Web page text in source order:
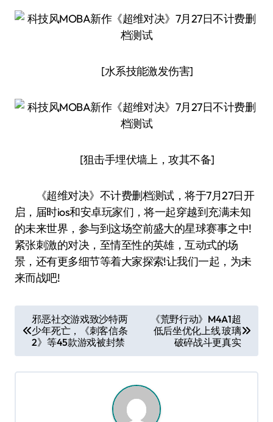
[水系技能激发伤害]
[狙击手埋伏墙上，攻其不备]
《超维对决》不计费删档测试，将于7月27日开
启，届时ios和安卓玩家们，将一起穿越到充满未知
的未来世界，参与到这场空前盛大的星球赛事之中!
紧张刺激的对决，至情至性的英雄，互动式的场
景，还有更多细节等着大家探索!让我们一起，为未
来而战吧!
章
导
航
邪恶社交游戏致沙特两
少年死亡，《刺客信条
2》等45款游戏被封禁
《荒野行动》M4A1超
低后坐优化上线 玻璃
破碎战斗更真实